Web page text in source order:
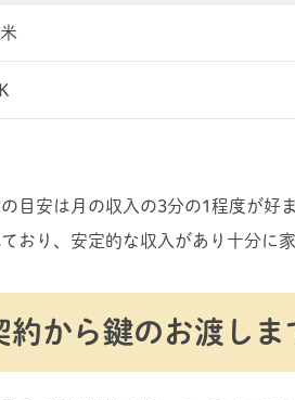
目安は月の収入の3分の1程度が好
おり、安定的な収入があり十分に
約から鍵のお渡しま